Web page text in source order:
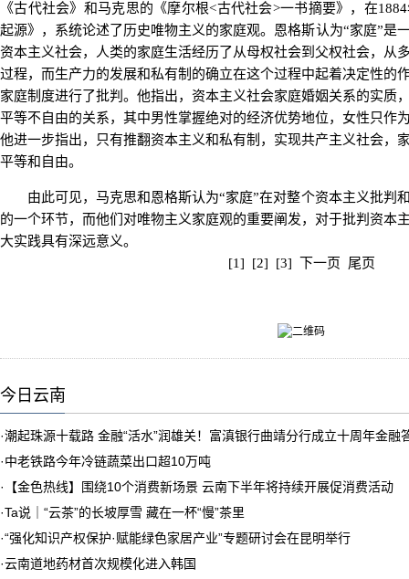
《古代社会》和马克思的《摩尔根<古代社会>一书摘要》，在
起源》，系统论述了历史唯物主义的家庭观。恩格斯认为“家庭”是
资本主义社会，人类的家庭生活经历了从母权社会到父权社会，从
过程，而生产力的发展和私有制的确立在这个过程中起着决定性的
家庭制度进行了批判。他指出，资本主义社会家庭婚姻关系的实质
平等不自由的关系，其中男性掌握绝对的经济优势地位，女性只作
他进一步指出，只有推翻资本主义和私有制，实现共产主义社会，
平等和自由。
由此可见，马克思和恩格斯认为“家庭”在对整个资本主义批判
的一个环节，而他们对唯物主义家庭观的重要阐发，对于批判资本
大实践具有深远意义。
[1] [2] [3] 下一页 尾页
今日云南
·潮起珠源十载路 金融“活水”润雄关！富滇银行曲靖分行成立十周年金融
·中老铁路今年冷链蔬菜出口超10万吨
·
【金色热线】围绕10个消费新场景 云南下半年将持续开展促消费活动
·Ta说｜“云茶”的长坡厚雪 藏在一杯“慢”茶里
·“强化知识产权保护·赋能绿色家居产业”专题研讨会在昆明举行
·云南道地药材首次规模化进入韩国